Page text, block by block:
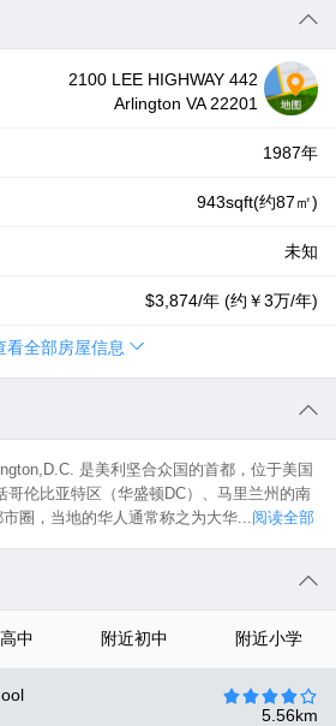
2100 LEE HIGHWAY 442
Arlington VA 22201
1987年
943sqft(约87㎡)
未知
$3,874/年 (约 ￥3万/年)
看全部房屋信息
是美利坚合众国的首都，位于美国
哥伦比亚特区（华盛顿DC）、马里兰州的南
圈，当地的华人通常称之为大华...阅读全部
中 附近初中 附近小学
5.56km